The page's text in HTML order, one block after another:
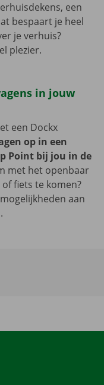
een
bespaart je heel
je verhuis?
plezier.
in jouw
een Dockx
op in een
Point bij jou in de
met het openbaar
fiets te komen?
aan